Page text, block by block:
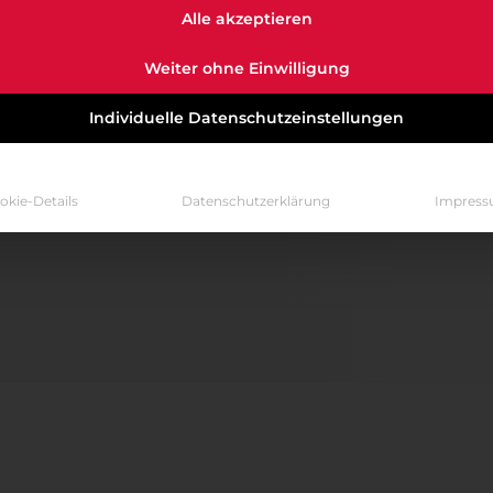
Alle akzeptieren
Weiter ohne Einwilligung
Individuelle Datenschutzeinstellungen
Details Datenschutzerklärung